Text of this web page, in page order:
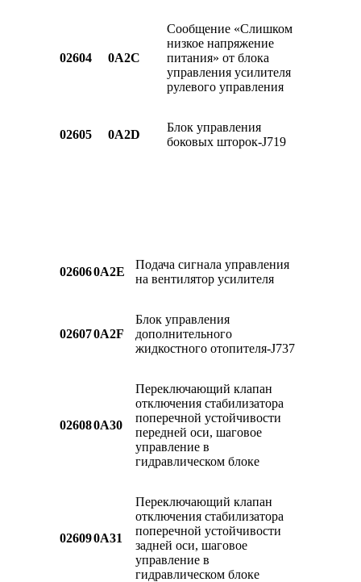
02604 0A2C
Сообщение «Слишком
низкое напряжение
питания» от блока
управления усилителя
рулевого управления
02605 0A2D
Блок управления
боковых шторок-J719
026060A2E
Подача сигнала управления
на вентилятор усилителя
026070A2F
Блок управления
дополнительного
жидкостного отопителя-J737
026080A30
Переключающий клапан
отключения стабилизатора
поперечной устойчивости
передней оси, шаговое
управление в
гидравлическом блоке
026090A31
Переключающий клапан
отключения стабилизатора
поперечной устойчивости
задней оси, шаговое
управление в
гидравлическом блоке